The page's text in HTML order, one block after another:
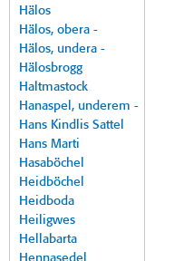
Hälos
Hälos, obera -
Hälos, undera -
Hälosbrogg
Haltmastock
Hanaspel, underem -
Hans Kindlis Sattel
Hans Marti
Hasaböchel
Heidböchel
Heidboda
Heiligwes
Hellabarta